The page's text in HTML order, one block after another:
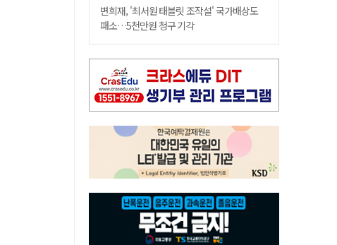
변희재, '최서원 태블릿 조작설' 국가배상도
패소…5천만원 청구 기각